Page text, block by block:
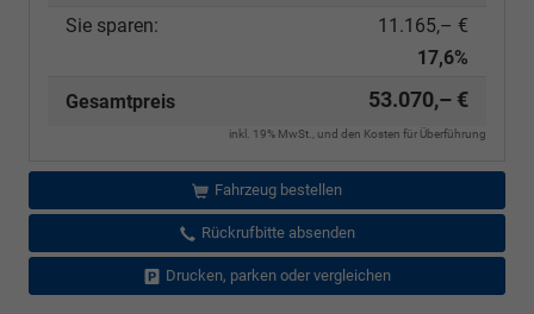
Sie sparen:
11.165,– €
17,6%
Gesamtpreis
53.070,– €
inkl. 19% MwSt., und den Kosten für Überführung
Fahrzeug bestellen
Rückrufbitte absenden
Drucken, parken oder vergleichen